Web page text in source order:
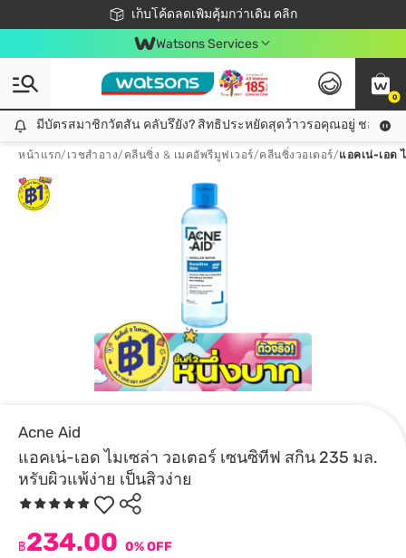
เก็บโค้ดลดเพิ่มคุ้มกว่าเดิม คลิก
ชอปออนไลน์ครั้งแรก ลดเพิ่มจุก ๆ 10%! 🎉
📦ส่งฟรี! เมื่อชอป 499฿
สมาชิกวัตสัน คลับดียังไง?
Watsons Services
0
มีบัตรสมาชิกวัตสัน คลับรึยัง? สิทธิประหยัดสุดว้าวรอคุณอยู่ ชอปคุ้มกว่าเดิม คลิก!
มีบัตรสมาชิกวัตสัน คลับรึยัง? สิทธิประหยัดสุดว้าวรอคุณอยู่ ชอปคุ้มก
หน้าแรก/ เวชสำอาง/ คลีนซิ่ง & เมคอัพรีมูฟเวอร์/คลีนซิ่งวอเตอร์/แอคเน่-เอด
Acne Aid
แอคเน่-เอด ไมเซล่า วอเตอร์ เซนซิทีฟ สกิน 235 มล.
หรับผิวแพ้ง่าย เป็นสิวง่าย
฿234.00 0% OFF